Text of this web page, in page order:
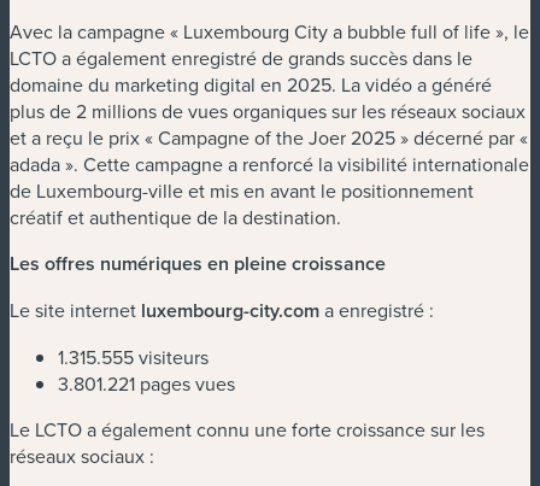
Avec la campagne « Luxembourg City a bubble full of life », le
LCTO a également enregistré de grands succès dans le
domaine du marketing digital en 2025. La vidéo a généré
plus de 2 millions de vues organiques sur les réseaux sociaux
et a reçu le prix « Campagne of the Joer 2025 » décerné par «
adada ». Cette campagne a renforcé la visibilité internationale
de Luxembourg-ville et mis en avant le positionnement
créatif et authentique de la destination.
Les offres numériques en pleine croissance
Le site internet luxembourg-city.coma enregistré :
1.315.555 visiteurs
3.801.221 pages vues
Le LCTO a également connu une forte croissance sur les
réseaux sociaux :